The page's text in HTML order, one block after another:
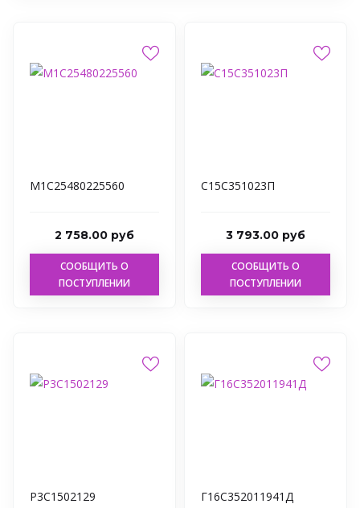
М1С25480225560
2 758.00 руб
СООБЩИТЬ О
ПОСТУПЛЕНИИ
С15С351023П
3 793.00 руб
СООБЩИТЬ О
ПОСТУПЛЕНИИ
Р3С1502129 Г16С352011941Д